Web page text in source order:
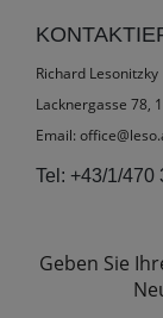
Richard Lesonitzky
Lacknergasse 78,
Email:
Tel: +43/1/470
Geben Sie